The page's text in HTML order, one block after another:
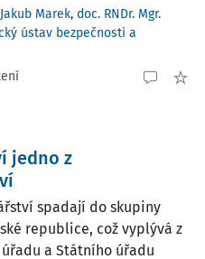
Marek, doc. RNDr. Mgr.
ústav bezpečnosti a
jedno z
spadají do skupiny
republice, což vyplývá z
a Státního úřadu